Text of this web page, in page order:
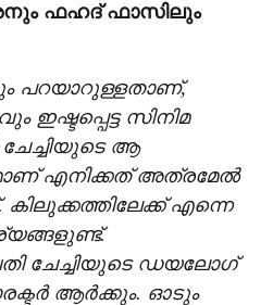
ഫഹദ് ഫാസിലും
പറയാറുള്ളതാണ്,
ഇഷ്ടപ്പെട്ട സിനിമ
ചേച്ചിയുടെ ആ
എനിക്കത് അത്രമേൽ
കിലുക്കത്തിലേക്ക് എന്നെ
ചേച്ചിയുടെ ഡയലോ​ഗ്
ആർക്കും. ഓടും